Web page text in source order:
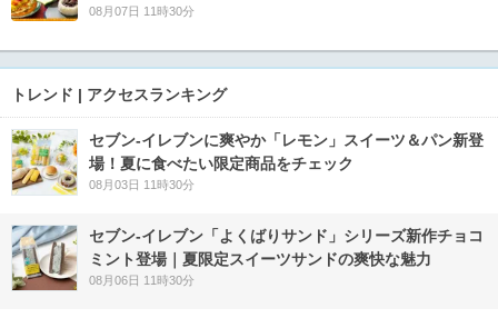
08月07日 11時30分
トレンド | アクセスランキング
セブン‐イレブンに爽やか「レモン」スイーツ＆パン新登
場！夏に食べたい限定商品をチェック
08月03日 11時30分
セブン‐イレブン「よくばりサンド」シリーズ新作チョコ
ミント登場｜夏限定スイーツサンドの爽快な魅力
08月06日 11時30分